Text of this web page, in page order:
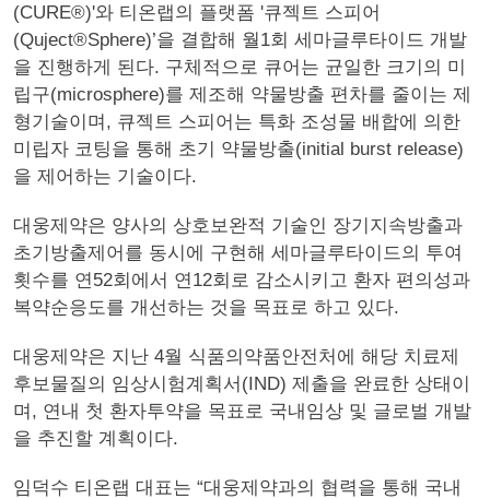
(CURE®)'와 티온랩의 플랫폼 '큐젝트 스피어
(Quject®Sphere)’을 결합해 월1회 세마글루타이드 개발
을 진행하게 된다. 구체적으로 큐어는 균일한 크기의 미
립구(microsphere)를 제조해 약물방출 편차를 줄이는 제
형기술이며, 큐젝트 스피어는 특화 조성물 배합에 의한
미립자 코팅을 통해 초기 약물방출(initial burst release)
을 제어하는 기술이다.
대웅제약은 양사의 상호보완적 기술인 장기지속방출과
초기방출제어를 동시에 구현해 세마글루타이드의 투여
횟수를 연52회에서 연12회로 감소시키고 환자 편의성과
복약순응도를 개선하는 것을 목표로 하고 있다.
대웅제약은 지난 4월 식품의약품안전처에 해당 치료제
후보물질의 임상시험계획서(IND) 제출을 완료한 상태이
며, 연내 첫 환자투약을 목표로 국내임상 및 글로벌 개발
을 추진할 계획이다.
임덕수 티온랩 대표는 “대웅제약과의 협력을 통해 국내